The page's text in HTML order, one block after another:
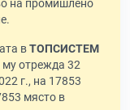
на промишлено
вТОПСИСТЕМ
му отрежда 32
г., на 17853
място в